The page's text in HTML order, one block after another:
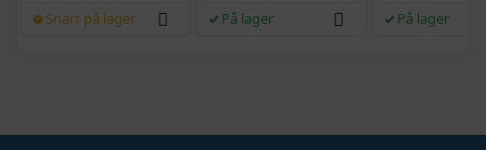
Snart på lager På lager På lager